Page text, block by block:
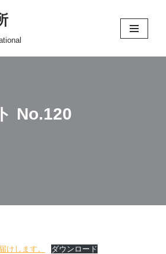
No.120
けします。 ダウンロード